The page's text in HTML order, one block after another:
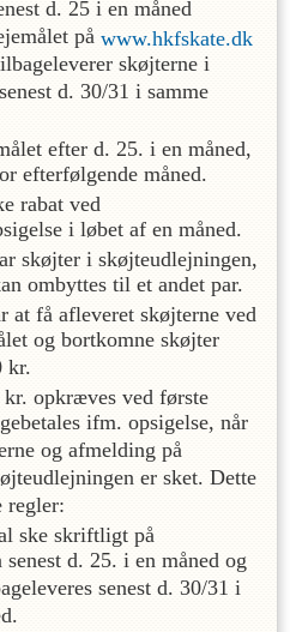
d. 25 i en måned
påwww.hkfskate.dk
skøjterne i
d. 30/31 i samme
efter d. 25. i en måned,
efterfølgende måned.
rabat ved
i løbet af en måned.
skøjter i skøjteudlejningen,
ombyttes til et andet par.
at få afleveret skøjterne ved
og bortkomne skøjter
kr.
opkræves ved første
ifm. opsigelse, når
og afmelding på
er sket. Dette
regler:
ske skriftligt på
senest d. 25. i en måned og
senest d. 30/31 i